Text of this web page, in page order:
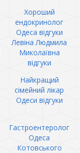
Хороший
ендокринолог
Одеса відгуки
Левіна Людмила
Миколаївна
відгуки
Найкращий
сімейний лікар
Одеси відгуки
Гастроентеролог
Одеса
Котовського